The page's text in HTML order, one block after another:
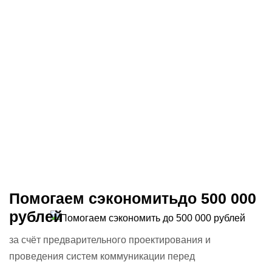
Помогаем сэкономитьдо 500 000
рублей
за счёт предварительного проектирования и
проведения систем коммуникации перед